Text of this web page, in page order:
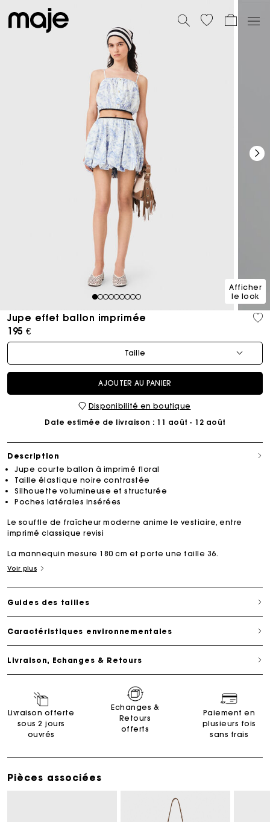
123456789
Afficher
le look
Jupe effet ballon imprimée
195 €
Taille
AJOUTER AU PANIER
Disponibilité en boutique
Date estimée de livraison : 11 août - 12 août
Description
Jupe courte ballon à imprimé floral
Taille élastique noire contrastée
Silhouette volumineuse et structurée
Poches latérales insérées
Le souffle de fraîcheur moderne anime le vestiaire, entre
imprimé classique revisi
La mannequin mesure 180 cm et porte une taille 36.
Voir plus
Guides des tailles
Caractéristiques environnementales
Livraison, Echanges & Retours
Livraison offerte
sous 2 jours
ouvrés
Echanges &
Retours
offerts
Paiement en
plusieurs fois
sans frais
Pièces associées